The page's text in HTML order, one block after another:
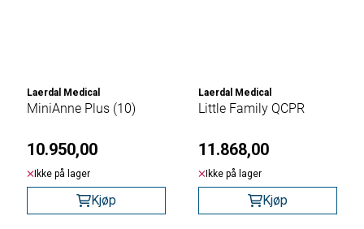
Laerdal Medical
MiniAnne Plus (10)
10.950,00
Ikke på lager
Kjøp
Laerdal Medical
Little Family QCPR
11.868,00
Ikke på lager
Kjøp